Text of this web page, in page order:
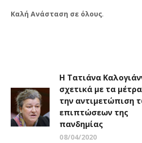
Καλή Ανάσταση σε όλους.
Η Τατιάνα
σχετικά με τα
την αντιμετώπιση
επιπτώσεων της
πανδημίας
08/04/2020